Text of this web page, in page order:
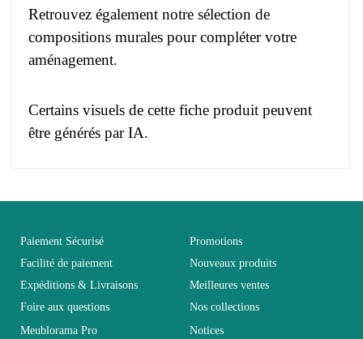
Retrouvez également notre sélection de
compositions murales pour compléter votre
aménagement.
Certains visuels de cette fiche produit peuvent
être générés par IA.
Age
Collection SWITCH
Vous devez vous connecter pour laisser un avis
Paiement Sécurisé
Facilité de paiement
Expéditions & Livraisons
Foire aux questions
Meublorama Pro
Promotions
Nouveaux produits
Meilleures ventes
Nos collections
Notices